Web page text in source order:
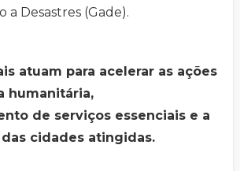
a Desastres (Gade).
atuam para acelerar as ações
humanitária,
de serviços essenciais e a
cidades atingidas.